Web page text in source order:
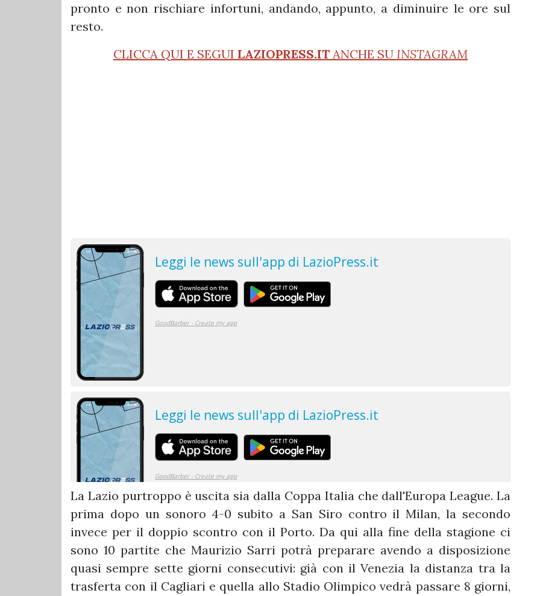
pronto e non rischiare infortuni, andando, appunto, a diminuire le ore sul
resto.
CLICCA QUI E SEGUI LAZIOPRESS.IT ANCHE SU INSTAGRAM
La Lazio purtroppo è uscita sia dalla Coppa Italia che dall'Europa League. La
prima dopo un sonoro 4-0 subito a San Siro contro il Milan, la secondo
invece per il doppio scontro con il Porto. Da qui alla fine della stagione ci
sono 10 partite che Maurizio Sarri potrà preparare avendo a disposizione
quasi sempre sette giorni consecutivi: già con il Venezia la distanza tra la
trasferta con il Cagliari e quella allo Stadio Olimpico vedrà passare 8 giorni,